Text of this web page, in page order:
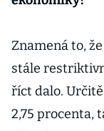
Znamená to,
stále
říct dalo.
2,75 procenta,